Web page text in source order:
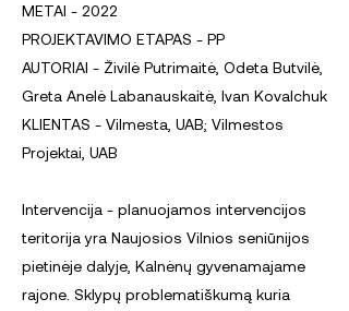
METAI - 2022
PROJEKTAVIMO ETAPAS - PP
AUTORIAI - Živilė Putrimaitė, Odeta Butvilė,
Greta Anelė Labanauskaitė, Ivan Kovalchuk
KLIENTAS - Vilmesta, UAB; Vilmestos
Projektai, UAB
Intervencija - planuojamos intervencijos
teritorija yra Naujosios Vilnios seniūnijos
pietinėje dalyje, Kalnėnų gyvenamajame
rajone. Sklypų problematiškumą kuria